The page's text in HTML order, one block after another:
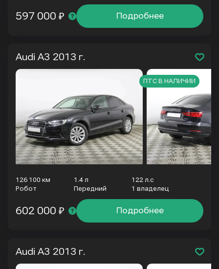
Подробнее
597 000 ₽
Audi A3 2013 г.
126 100 км 1.4 л
122 л.с
Робот
Передний 1 владелец
ПТС В НАЛИЧИИ
Подробнее
602 000 ₽
Audi A3 2013 г.